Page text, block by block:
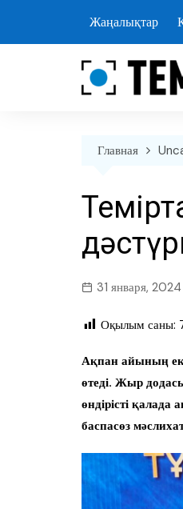
содержанию
Жаңалықтар
Главная
31 января, 2024
Оқылым саны:
Ақпан айының
өтеді. Жыр
өндірісті
баспасөз